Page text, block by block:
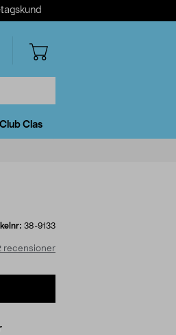
Club Clas
38-9133
recensioner